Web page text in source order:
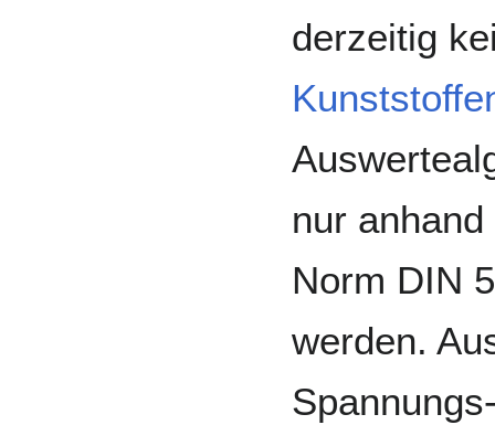
derzeitig
nur
Norm DIN
werden.